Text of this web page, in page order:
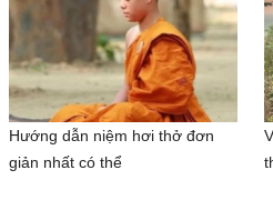
Hướng dẫn niệm hơi thở đơn
giản nhất có thể